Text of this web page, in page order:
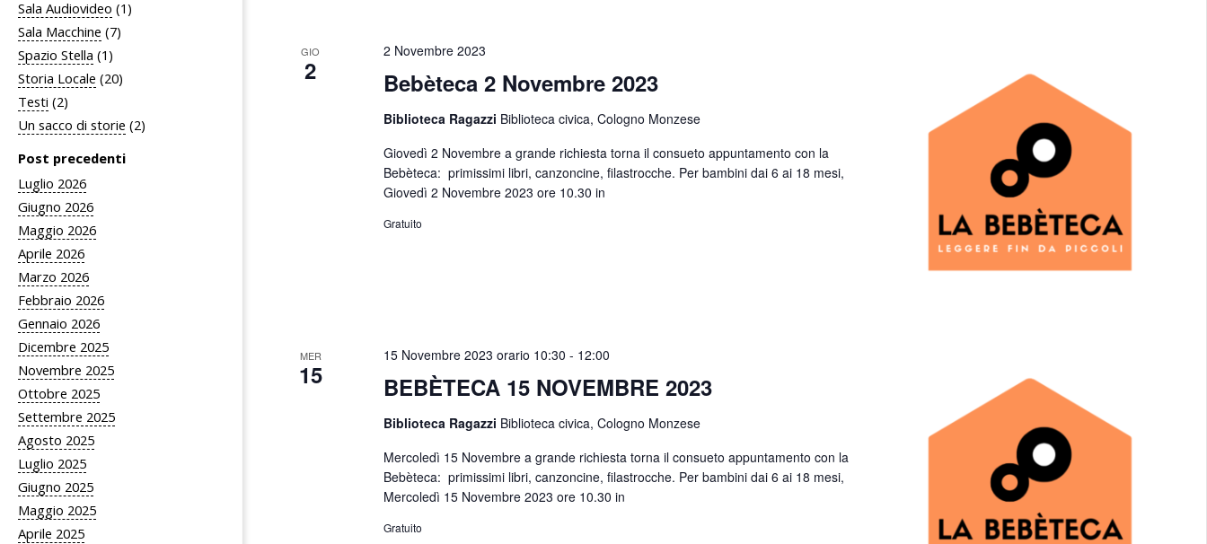
Sala Audiovideo (1)
Sala Macchine (7)
Spazio Stella (1)
Storia Locale (20)
Testi (2)
Un sacco di storie (2)
Post precedenti
Luglio 2026
Giugno 2026
Maggio 2026
Aprile 2026
Marzo 2026
Febbraio 2026
Gennaio 2026
Dicembre 2025
Novembre 2025
Ottobre 2025
Settembre 2025
Agosto 2025
Luglio 2025
Giugno 2025
Maggio 2025
Aprile 2025
GIO
2 Bebèteca 2 Novembre 2023
2 Novembre 2023
Biblioteca Ragazzi Biblioteca civica, Cologno Monzese
Giovedì 2 Novembre a grande richiesta torna il consueto appuntamento con la
Bebèteca: primissimi libri, canzoncine, filastrocche. Per bambini dai 6 ai 18 mesi,
Giovedì 2 Novembre 2023 ore 10.30 in
Gratuito
MER
15 BEBÈTECA 15 NOVEMBRE 2023
15 Novembre 2023 orario 10:30 - 12:00
Biblioteca Ragazzi Biblioteca civica, Cologno Monzese
Mercoledì 15 Novembre a grande richiesta torna il consueto appuntamento con la
Bebèteca: primissimi libri, canzoncine, filastrocche. Per bambini dai 6 ai 18 mesi,
Mercoledì 15 Novembre 2023 ore 10.30 in
Gratuito